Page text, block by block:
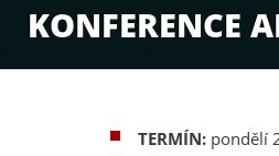
KONFERENCE
TERMÍN: pondělí